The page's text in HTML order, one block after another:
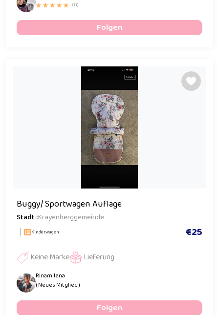
(11)
Folgen
Buggy/ Sportwagen Auflage
Stadt :Krayenberggemeinde
Kinderwagen €25
Keine Marke Lieferung
Rinamilena
( Neues Mitglied )
Folgen